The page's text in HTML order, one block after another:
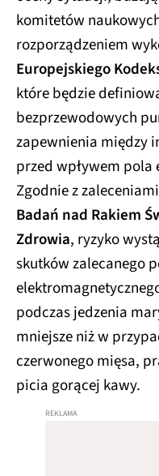
komitetów
rozporządzeniem
Europejskiego
które będzie
bezprzewodowych
zapewnienia między
przed wpływem
Zgodnie z zaleceniami
Badań nad Rakiem
Zdrowia, ryzyko
skutków zalecanego
podczas jedzenia
mniejsze niż w
czerwonego mięsa,
picia gorącej kawy.